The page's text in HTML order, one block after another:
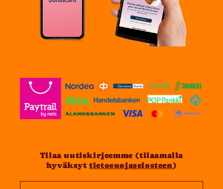
Tilaa uutiskirjeemme (tilaamalla
hyväksyttietosuojaselosteen)